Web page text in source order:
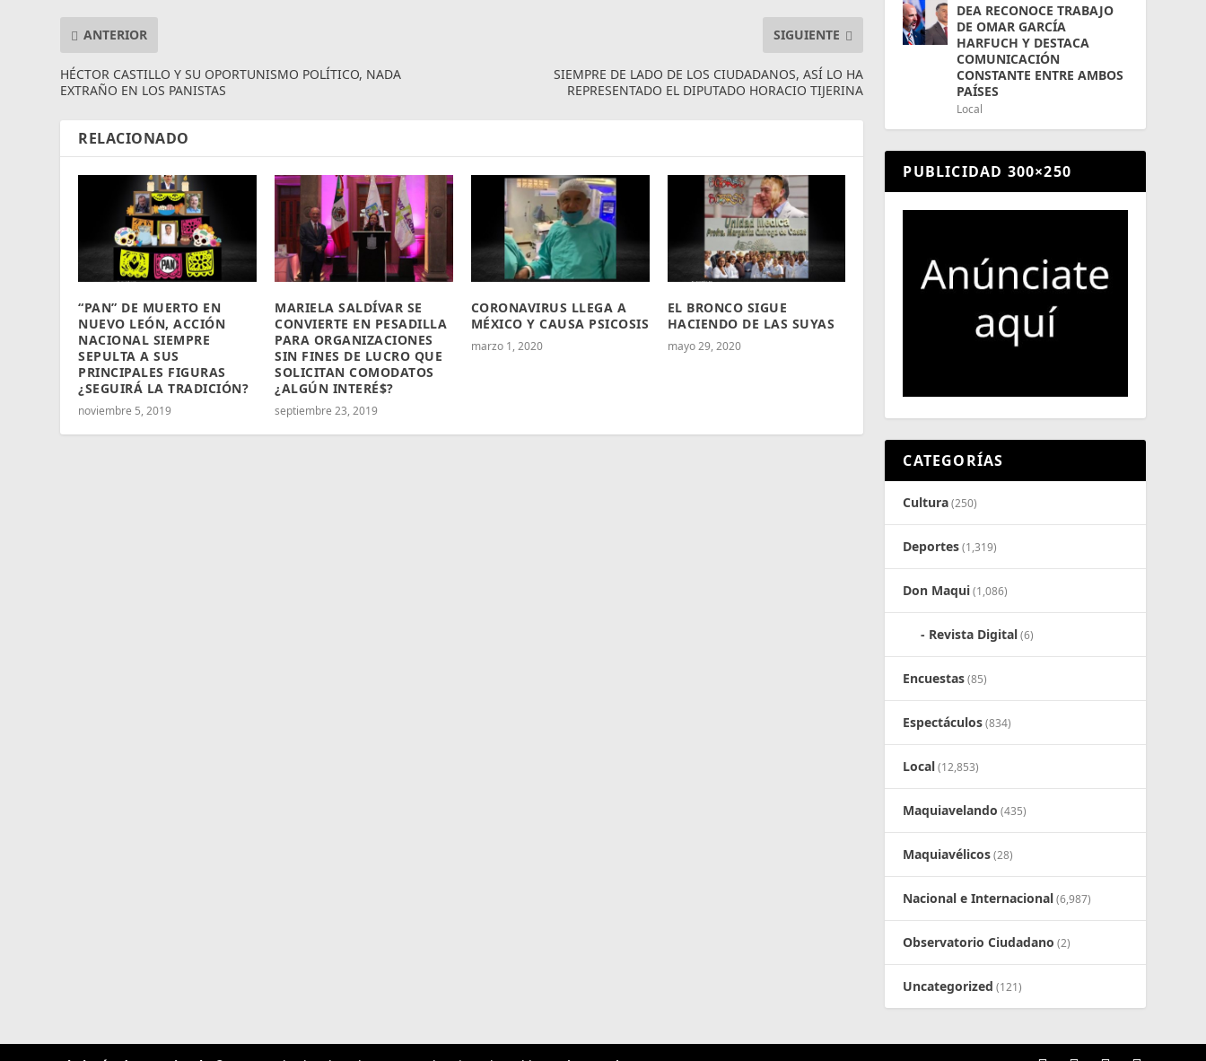
ANTERIOR
HÉCTOR CASTILLO Y SU OPORTUNISMO POLÍTICO, NADA
EXTRAÑO EN LOS PANISTAS
SIGUIENTE
SIEMPRE DE LADO DE LOS CIUDADANOS, ASÍ LO HA
REPRESENTADO EL DIPUTADO HORACIO TIJERINA
RELACIONADO
“PAN” DE MUERTO EN
NUEVO LEÓN, ACCIÓN
NACIONAL SIEMPRE
SEPULTA A SUS
PRINCIPALES FIGURAS
¿SEGUIRÁ LA TRADICIÓN?
noviembre 5, 2019
MARIELA SALDÍVAR SE
CONVIERTE EN PESADILLA
PARA ORGANIZACIONES
SIN FINES DE LUCRO QUE
SOLICITAN COMODATOS
¿ALGÚN INTERÉ$?
septiembre 23, 2019
CORONAVIRUS LLEGA A
MÉXICO Y CAUSA PSICOSIS
marzo 1, 2020
EL BRONCO SIGUE
HACIENDO DE LAS SUYAS
mayo 29, 2020
DEA RECONOCE TRABAJO
DE OMAR GARCÍA
HARFUCH Y DESTACA
COMUNICACIÓN
CONSTANTE ENTRE AMBOS
PAÍSES
Local
PUBLICIDAD 300×250
CATEGORÍAS
Cultura(250)
Deportes(1,319)
Don Maqui(1,086)
Revista Digital(6)
Encuestas(85)
Espectáculos(834)
Local(12,853)
Maquiavelando (435)
Maquiavélicos(28)
Nacional e Internacional(6,987)
Observatorio Ciudadano (2)
Uncategorized (121)